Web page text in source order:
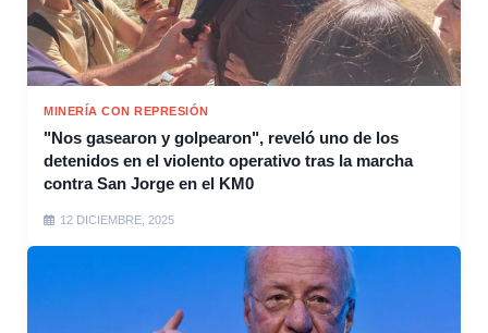
MINERÍA CON REPRESIÓN
"Nos gasearon y golpearon", reveló uno de los
detenidos en el violento operativo tras la marcha
contra San Jorge en el KM0
12 DICIEMBRE, 2025